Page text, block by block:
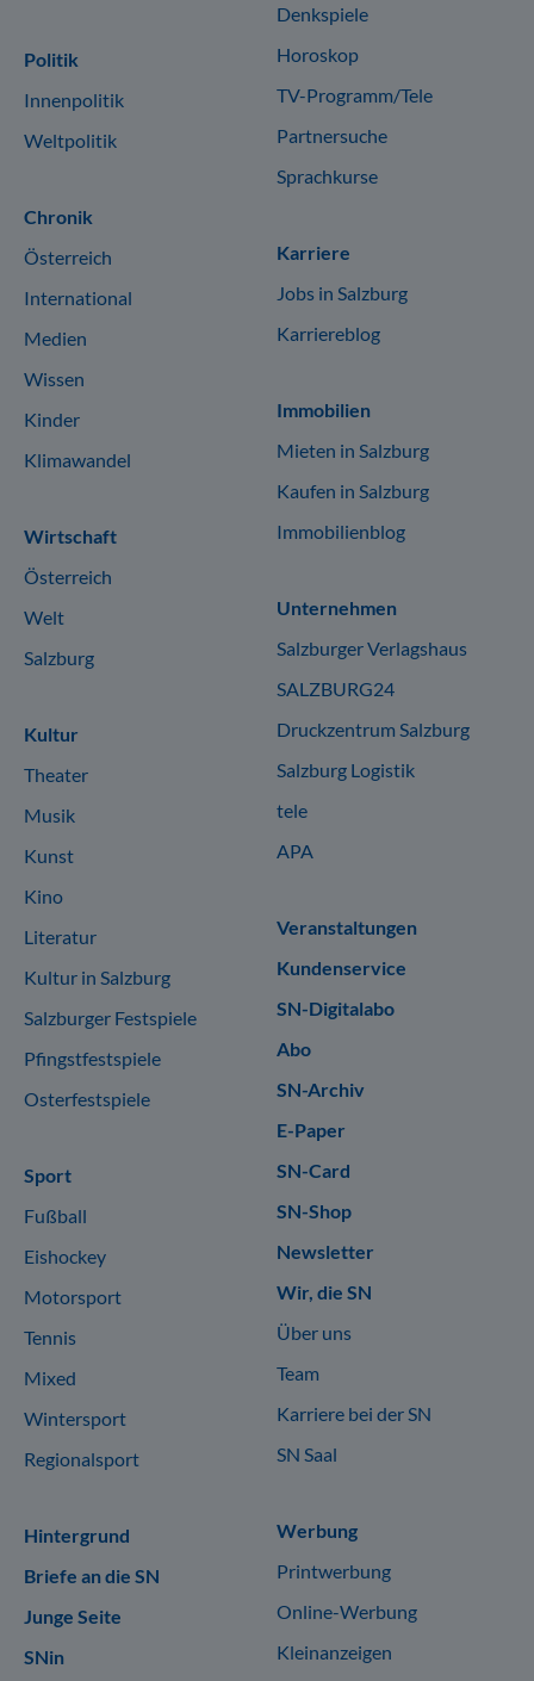
Politik
Innenpolitik
Weltpolitik
Chronik
Österreich
International
Medien
Wissen
Kinder
Klimawandel
Wirtschaft
Österreich
Welt
Salzburg
Kultur
Theater
Musik
Kunst
Kino
Literatur
Kultur in Salzburg
Salzburger Festspiele
Pfingstfestspiele
Osterfestspiele
Sport
Fußball
Eishockey
Motorsport
Tennis
Mixed
Wintersport
Regionalsport
Hintergrund
Briefe an die SN
Junge Seite
SNin
Denkspiele
Horoskop
TV-Programm/Tele
Partnersuche
Sprachkurse
Karriere
Jobs in Salzburg
Karriereblog
Immobilien
Mieten in Salzburg
Kaufen in Salzburg
Immobilienblog
Unternehmen
Salzburger Verlagshaus
SALZBURG24
Druckzentrum Salzburg
Salzburg Logistik
tele
APA
Veranstaltungen
Kundenservice
SN-Digitalabo
Abo
SN-Archiv
E-Paper
SN-Card
SN-Shop
Newsletter
Wir, die SN
Über uns
Team
Karriere bei der SN
SN Saal
Werbung
Printwerbung
Online-Werbung
Kleinanzeigen